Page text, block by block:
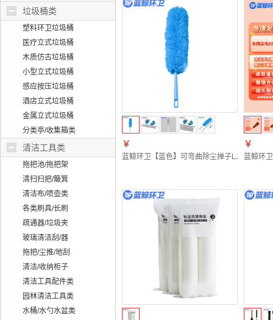
垃圾桶类
塑料环卫垃圾桶
医疗立式垃圾桶
木质仿古垃圾桶
小型立式垃圾桶
感应按压垃圾桶
酒店立式垃圾桶
金属立式垃圾桶
分类亭/收集箱类
清洁工具类
拖把池/拖把架
清扫扫把/簸箕
清洁布/喷壶类
各类刷具/长刷
疏通器/垃圾夹
玻璃清洁刮/器
拖把/尘推/地刮
清洁/收纳柜子
清洁工具配件类
园林清洁工具类
水桶/水勺水盆类
￥
蓝鲸环卫【蓝色】可弯曲除尘掸子LJHW-9242
￥
蓝鲸环